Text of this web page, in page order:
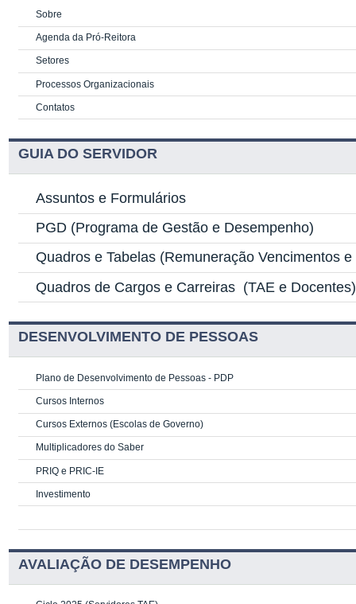
Sobre
Agenda da Pró-Reitora
Setores
Processos Organizacionais
Contatos
GUIA DO SERVIDOR
Assuntos e Formulários
PGD (Programa de Gestão e Desempenho)
Quadros e Tabelas (Remuneração Vencimentos
Quadros de Cargos e Carreiras (TAE e Docentes)
DESENVOLVIMENTO DE PESSOAS
Plano de Desenvolvimento de Pessoas - PDP
Cursos Internos
Cursos Externos (Escolas de Governo)
Multiplicadores do Saber
PRIQ e PRIC-IE
Investimento
AVALIAÇÃO DE DESEMPENHO